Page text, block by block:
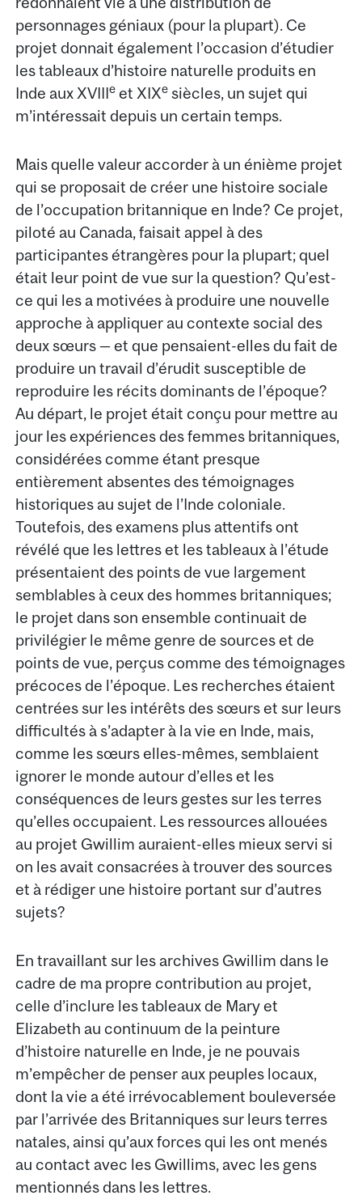
personnages géniaux (pour la plupart). Ce
projet donnait également l’occasion d’étudier
les tableaux d’histoire naturelle produits en
Inde aux XVIIIe et XIXe siècles, un sujet qui
m’intéressait depuis un certain temps.
Mais quelle valeur accorder à un énième projet
qui se proposait de créer une histoire sociale
de l’occupation britannique en Inde? Ce projet,
piloté au Canada, faisait appel à des
participantes étrangères pour la plupart; quel
était leur point de vue sur la question? Qu’est-
ce qui les a motivées à produire une nouvelle
approche à appliquer au contexte social des
deux sœurs — et que pensaient-elles du fait de
produire un travail d’érudit susceptible de
reproduire les récits dominants de l’époque?
Au départ, le projet était conçu pour mettre au
jour les expériences des femmes britanniques,
considérées comme étant presque
entièrement absentes des témoignages
historiques au sujet de l’Inde coloniale.
Toutefois, des examens plus attentifs ont
révélé que les lettres et les tableaux à l’étude
présentaient des points de vue largement
semblables à ceux des hommes britanniques;
le projet dans son ensemble continuait de
privilégier le même genre de sources et de
points de vue, perçus comme des témoignages
précoces de l’époque. Les recherches étaient
centrées sur les intérêts des sœurs et sur leurs
difficultés à s’adapter à la vie en Inde, mais,
comme les sœurs elles-mêmes, semblaient
ignorer le monde autour d’elles et les
conséquences de leurs gestes sur les terres
qu’elles occupaient. Les ressources allouées
au projet Gwillim auraient-elles mieux servi si
on les avait consacrées à trouver des sources
et à rédiger une histoire portant sur d’autres
sujets?
En travaillant sur les archives Gwillim dans le
cadre de ma propre contribution au projet,
celle d’inclure les tableaux de Mary et
Elizabeth au continuum de la peinture
d’histoire naturelle en Inde, je ne pouvais
m’empêcher de penser aux peuples locaux,
dont la vie a été irrévocablement bouleversée
par l’arrivée des Britanniques sur leurs terres
natales, ainsi qu’aux forces qui les ont menés
au contact avec les Gwillims, avec les gens
mentionnés dans les lettres.